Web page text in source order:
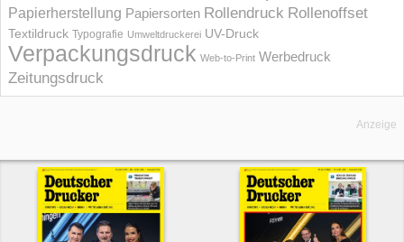
Papierherstellung Papiersorten Rollendruck Rollenoffset
Textildruck Typografie Umweltdruckerei UV-Druck
Verpackungsdruck Web-to-Print Werbedruck
Zeitungsdruck
Anzeige